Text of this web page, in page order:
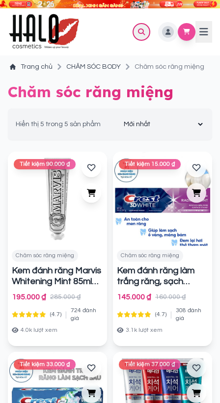
Trang chủ CHĂM SÓC BODY Chăm sóc răng miệng
Chăm sóc răng miệng
Hiển thị 5 trong 5 sản phẩm
Tiết kiệm 90.000 ₫
Chăm sóc răng miệng
Kem đánh răng Marvis
Whitening Mint 85ml
Chính hãng
195.000 ₫ 285.000 ₫
(4.7)
724 đánh
giá
4.0k lượt xem
Tiết kiệm 15.000 ₫
Chăm sóc răng miệng
Kem đánh răng làm
trắng răng, sạch
,mảng bám Crest 3D
White Advanced
Radiant Mint
145.000 ₫ 160.000 ₫
(4.7)
308 đánh
giá
3.1k lượt xem
Tiết kiệm 33.000 ₫ Tiết kiệm 37.000 ₫